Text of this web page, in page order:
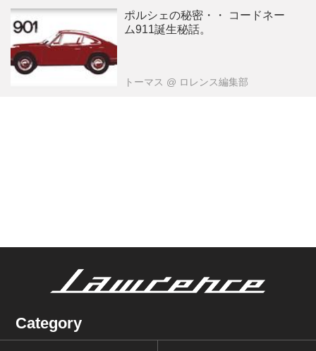
ポルシェの秘密・・ コードネー
ム911誕生秘話。
トーマス @ ロレンス編集部
Category